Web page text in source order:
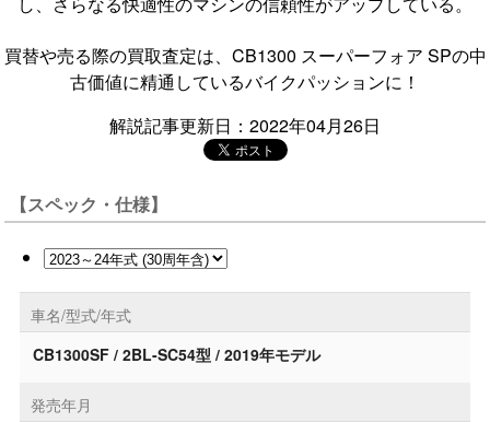
買替や売る際の買取査定は、CB1300 スーパーフォア SPの中
古価値に精通しているバイクパッションに！
解説記事更新日：2022年04月26日
【スペック・仕様】
車名/型式/年式
CB1300SF / 2BL-SC54型 / 2019年モデル
発売年月